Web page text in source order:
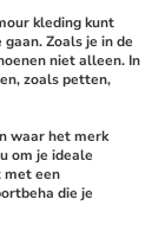
kleding kunt
Zoals je in de
niet alleen. In
zoals petten,
waar het merk
om je ideale
met een
die je